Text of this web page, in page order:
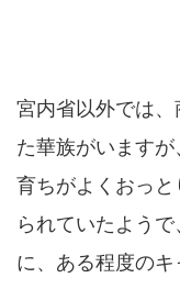
宮内省以外では
た華族がいますが
育ちがよくおっ
られていたようで
に、ある程度の